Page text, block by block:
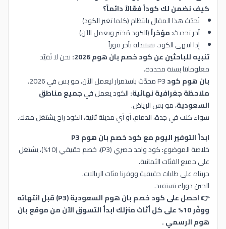
كيف نضمن لك كوداً فعّالاً دائماً؟
نُحدّث هذا المقال بانتظام (كلما تغير الكود)
آخر تحديث:مؤخراً(الكود مُختبَر ويعمل الآن)
إذا انتهى الكود، نستبدله بآخر فوراً
تنبيه للباحثين عن كود خصم بان هوم 2026:
نحن لا نُقيّد
معلوماتنا بسنة محددة.
بان هوم كود
ملاحظة جغرافية نهائية:الكود يعمل فيجميع مناطق
السعودية، مو بس الرياض.
سواء كنت في جدة، الدمام، أو أي مدينة ثانية، الكود راح يشتغل معك.
ابدأ التوفير اليوم مع كود خصم بان هوم P3
خلاصة الموضوع: كود واحد حصري (P3)، خصم حقيقي (10%)، يشتغل
على جميع الفئات الثمانية.
جربناه على طلبات حقيقية ووفرنا مئات الريالات.
الحين دورك تستفيد.
👉 احصل على كود خصم بان هوم السعودية (P3) قبل انتهائه
ووفّر 10% على كل أثاث منزلك ابدأ التسوق الآن من موقع بان
هوم الرسمي .